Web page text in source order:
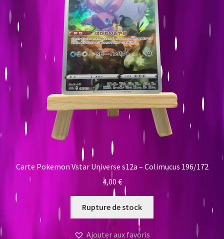
Carte Pokemon Vstar Universe s12a – Colimucus 196/172
4,00 €
Rupture de stock
Ajouter aux favoris